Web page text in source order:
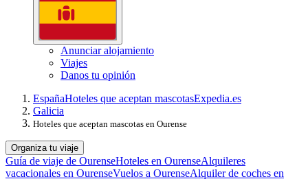
Anunciar alojamiento
Viajes
Danos tu opinión
EspañaHoteles que aceptan mascotasExpedia.es
Galicia
Hoteles que aceptan mascotas en Ourense
Organiza tu viaje
Guía de viaje de OurenseHoteles en OurenseAlquileres
vacacionales en OurenseVuelos a OurenseAlquiler de coches en